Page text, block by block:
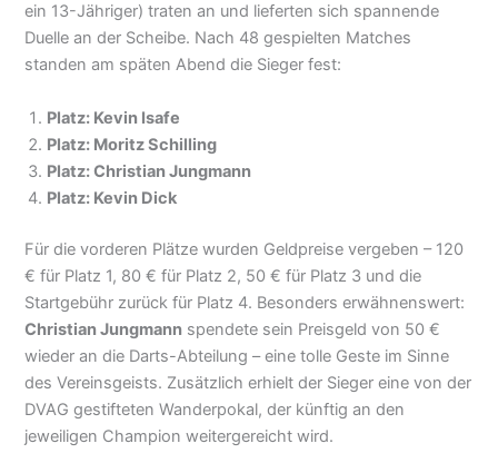
ein 13-Jähriger) traten an und lieferten sich spannende
Duelle an der Scheibe. Nach 48 gespielten Matches
standen am späten Abend die Sieger fest:
Platz: Kevin Isafe
Platz: Moritz Schilling
Platz: Christian Jungmann
Platz: Kevin Dick
Für die vorderen Plätze wurden Geldpreise vergeben – 120
€ für Platz 1, 80 € für Platz 2, 50 € für Platz 3 und die
Startgebühr zurück für Platz 4. Besonders erwähnenswert:
Christian Jungmann spendete sein Preisgeld von 50 €
wieder an die Darts-Abteilung – eine tolle Geste im Sinne
des Vereinsgeists. Zusätzlich erhielt der Sieger eine von der
DVAG gestifteten Wanderpokal, der künftig an den
jeweiligen Champion weitergereicht wird.